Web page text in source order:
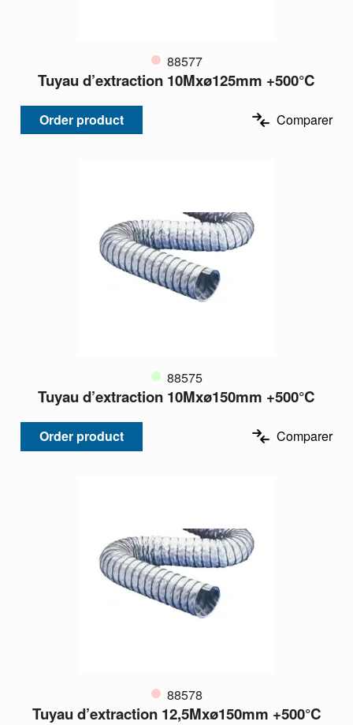
88577
Tuyau d’extraction 10Mxø125mm +500°C
Order product Comparer
88575
Tuyau d’extraction 10Mxø150mm +500°C
Order product Comparer
88578
Tuyau d’extraction 12,5Mxø150mm +500°C